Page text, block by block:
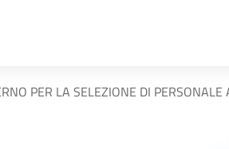
PER LA SELEZIONE DI